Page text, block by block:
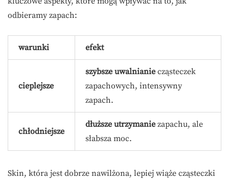
odbieramy zapach:
warunki efekt
cieplejsze
szybsze uwalnianie cząsteczek
zapachowych, intensywny
zapach.
chłodniejsze
dłuższe utrzymanie zapachu, ale
słabsza moc.
Skin, która jest dobrze nawilżona, lepiej wiąże cząsteczki